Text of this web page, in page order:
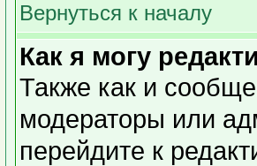
Вернуться к началу
Как я могу
Также как и
модераторы или
перейдите к